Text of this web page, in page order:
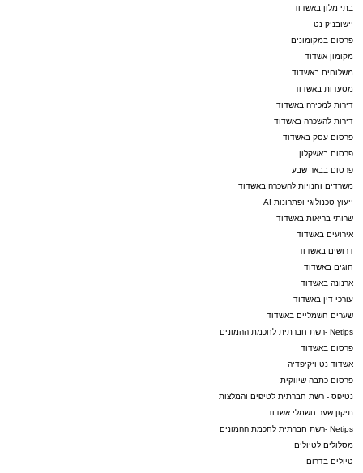
בתי מלון באשדוד
יישובניק נט
פרסום במקומונים
מקומון אשדוד
משלוחים באשדוד
מסעדות באשדוד
דירות למכירה באשדוד
דירות להשכרה באשדוד
פרסום עסק באשדוד
פרסום באשקלון
פרסום בבאר שבע
משרדים וחנויות להשכרה באשדוד
ייעוץ טכנולוגי ופתרונות AI
שרותי בריאות באשדוד
אירועים באשדוד
דרושים באשדוד
חוגים באשדוד
ארנונה באשדוד
עורכי דין באשדוד
שערים חשמליים באשדוד
Netips -רשת חברתית לחכמת ההמונים
פרסום באשדוד
אשדוד נט ויקיפדיה
פרסום כתבה שיווקית
נטיפס - רשת חברתית לטיפים והמלצות
תיקון שער חשמלי אשדוד
Netips -רשת חברתית לחכמת ההמונים
מסלולים לטיולים
טיולים בדרום